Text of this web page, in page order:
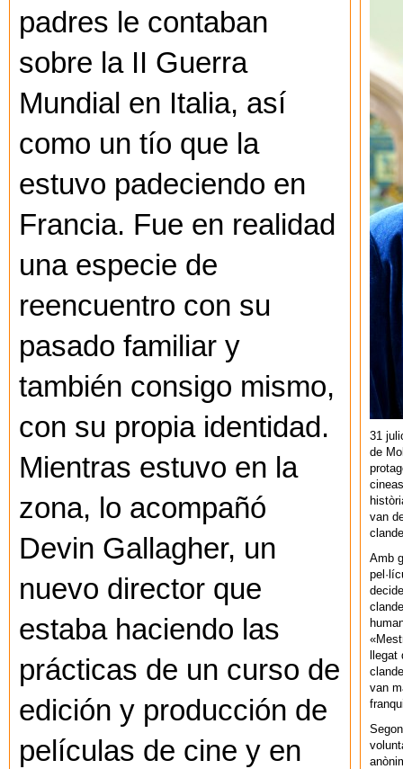
padres le contaban
sobre la II Guerra
Mundial en Italia, así
como un tío que la
estuvo padeciendo en
Francia. Fue en realidad
una especie de
reencuentro con su
pasado familiar y
también consigo mismo,
con su propia identidad.
Mientras estuvo en la
zona, lo acompañó
Devin Gallagher, un
nuevo director que
estaba haciendo las
prácticas de un curso de
edición y producción de
películas de cine y en
31
de
van
Amb
van